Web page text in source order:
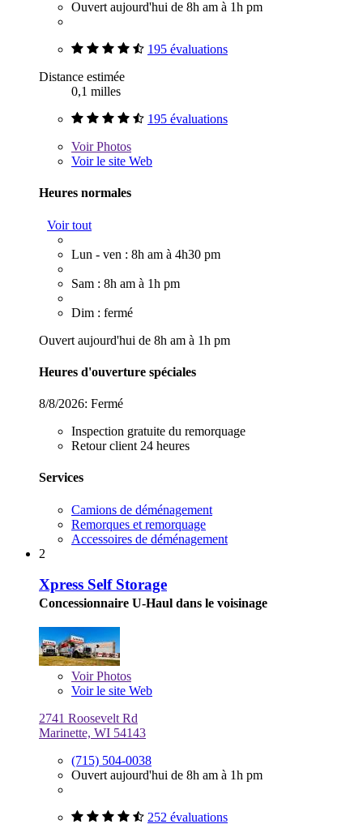
Ouvert aujourd'hui de 8h am à 1h pm
195 évaluations
Distance estimée
0,1 milles
195 évaluations
VoirPhotos
Voir le site Web
Heures normales
Voir tout
Lun - ven : 8h am à 4h30 pm
Sam : 8h am à 1h pm
Dim : fermé
Ouvert aujourd'hui de 8h am à 1h pm
Heures d'ouverture spéciales
8/8/2026: Fermé
Inspection gratuite du remorquage
Retour client 24 heures
Services
Camions de déménagement
Remorques et remorquage
Accessoires de déménagement
2
Xpress Self Storage
Concessionnaire U-Haul dans le voisinage
VoirPhotos
Voir le site Web
2741 Roosevelt Rd
Marinette, WI 54143
(715) 504-0038
Ouvert aujourd'hui de 8h am à 1h pm
252 évaluations